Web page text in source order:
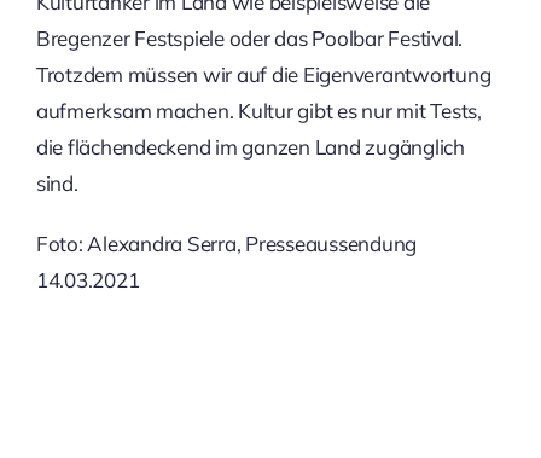
Bregenzer Festspiele oder das Poolbar Festival.
Trotzdem müssen wir auf die Eigenverantwortung
aufmerksam machen. Kultur gibt es nur mit Tests,
die flächendeckend im ganzen Land zugänglich
sind.
Foto: Alexandra Serra, Presseaussendung
14.03.2021